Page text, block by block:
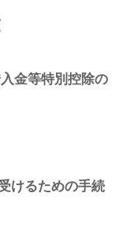
金等特別控除の
けるための手続